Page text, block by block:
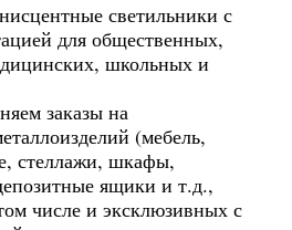
светильники с
для общественных,
школьных и
заказы на
(мебель,
стеллажи, шкафы,
ящики и т.д.,
числе и эксклюзивных с